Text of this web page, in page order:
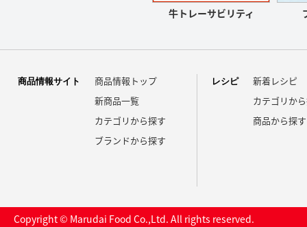
牛トレーサビリティ
商品情報サイト
商品情報トップ
新商品一覧
カテゴリから探す
ブランドから探す
レシピ
新着レシピ
カテゴリか
商品から探す
Copyright © Marudai Food Co.,Ltd. All rights reserved.